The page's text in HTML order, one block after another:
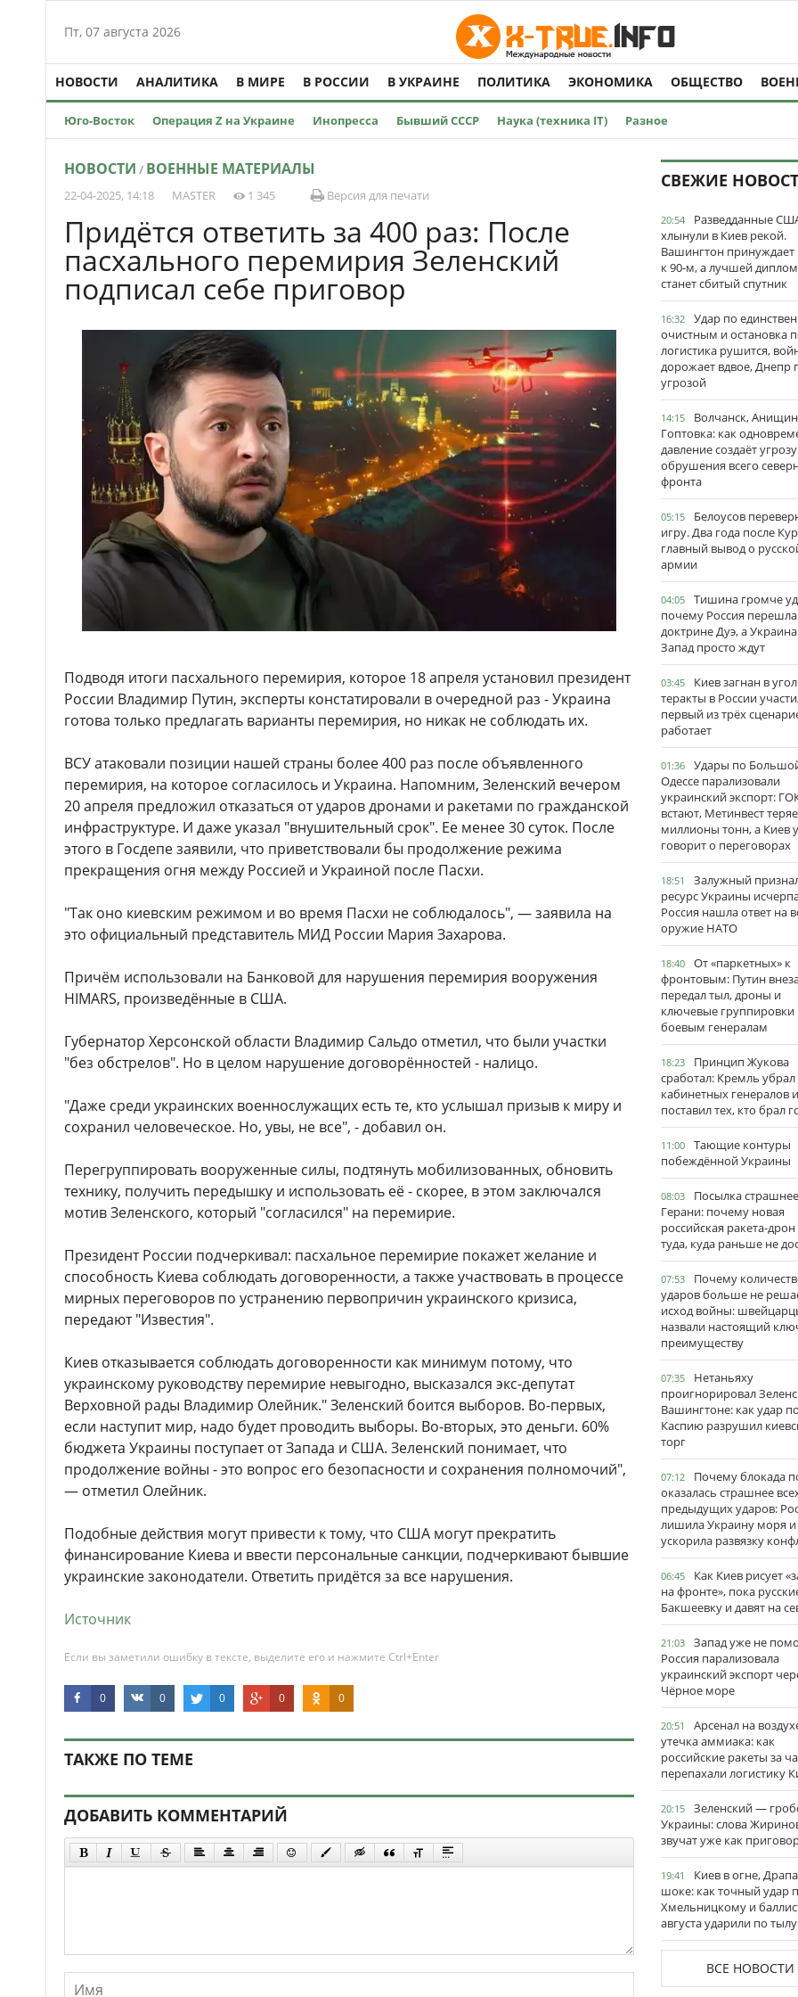
Пт, 07 августа 2026
НОВОСТИ АНАЛИТИКА В МИРЕ В РОССИИ В УКРАИНЕ ПОЛИТИКА ЭКОНОМИКА ОБЩЕСТВО
Юго-Восток Операция Z на Украине Инопресса Бывший СССР Наука (техника IT) Разное
НОВОСТИ / ВОЕННЫЕ МАТЕРИАЛЫ
22-04-2025, 14:18 MASTER 1 345 Версия для печати
Придётся ответить за 400 раз: После
пасхального перемирия Зеленский
подписал себе приговор
Подводя итоги пасхального перемирия, которое 18 апреля установил президент
России Владимир Путин, эксперты констатировали в очередной раз - Украина
готова только предлагать варианты перемирия, но никак не соблюдать их.
ВСУ атаковали позиции нашей страны более 400 раз после объявленного
перемирия, на которое согласилось и Украина. Напомним, Зеленский вечером
20 апреля предложил отказаться от ударов дронами и ракетами по гражданской
инфраструктуре. И даже указал "внушительный срок". Ее менее 30 суток. После
этого в Госдепе заявили, что приветствовали бы продолжение режима
прекращения огня между Россией и Украиной после Пасхи.
"Так оно киевским режимом и во время Пасхи не соблюдалось", — заявила на
это официальный представитель МИД России Мария Захарова.
Причём использовали на Банковой для нарушения перемирия вооружения
HIMARS, произведённые в США.
Губернатор Херсонской области Владимир Сальдо отметил, что были участки
"без обстрелов". Но в целом нарушение договорённостей - налицо.
"Даже среди украинских военнослужащих есть те, кто услышал призыв к миру и
сохранил человеческое. Но, увы, не все", - добавил он.
Перегруппировать вооруженные силы, подтянуть мобилизованных, обновить
технику, получить передышку и использовать её - скорее, в этом заключался
мотив Зеленского, который "согласился" на перемирие.
Президент России подчеркивал: пасхальное перемирие покажет желание и
способность Киева соблюдать договоренности, а также участвовать в процессе
мирных переговоров по устранению первопричин украинского кризиса,
передают "Известия".
Киев отказывается соблюдать договоренности как минимум потому, что
украинскому руководству перемирие невыгодно, высказался экс-депутат
Верховной рады Владимир Олейник." Зеленский боится выборов. Во-первых,
если наступит мир, надо будет проводить выборы. Во-вторых, это деньги. 60%
бюджета Украины поступает от Запада и США. Зеленский понимает, что
продолжение войны - это вопрос его безопасности и сохранения полномочий",
— отметил Олейник.
Подобные действия могут привести к тому, что США могут прекратить
финансирование Киева и ввести персональные санкции, подчеркивают бывшие
украинские законодатели. Ответить придётся за все нарушения.
Источник
Если вы заметили ошибку в тексте, выделите его и нажмите Ctrl+Enter
0 0 0 0 0
ТАКЖЕ ПО ТЕМЕ
ДОБАВИТЬ КОММЕНТАРИЙ
СВЕЖИЕ
20:54
Разведданные
хлынули в Киев рекой.
Вашингтон принуждает
к 90-м, а лучшей
станет сбитый спутник
16:32
Удар по
очистным и остановка
логистика рушится,
дорожает вдвое, Днепр
угрозой
14:15
Волчанск,
Гоптовка: как
давление создаёт угрозу
обрушения всего
фронта
05:15
Белоусов
игру. Два года после
главный вывод о
армии
04:05
Тишина громче
почему Россия
доктрине Дуэ, а
Запад просто ждут
03:45
Киев загнан в
теракты в России
первый из трёх
работает
01:36
Удары по
Одессе парализовали
украинский экспорт:
встают, Метинвест
миллионы тонн, а Киев
говорит о переговорах
18:51
Залужный
ресурс Украины
Россия нашла ответ на
оружие НАТО
18:40
От «паркетных» к
фронтовым: Путин
передал тыл, дроны и
ключевые группировки
боевым генералам
18:23
Принцип Жукова
сработал: Кремль убрал
кабинетных генералов и
поставил тех, кто брал
11:00
Тающие контуры
побеждённой Украины
08:03
Посылка страшнее
Герани: почему новая
российская ракета-
туда, куда раньше не
07:53
Почему
ударов больше не
исход войны:
назвали настоящий
преимуществу
07:35
Нетаньяху
проигнорировал
Вашингтоне: как удар по
Каспию разрушил
торг
07:12
Почему блокада
оказалась страшнее
предыдущих ударов:
лишила Украину моря и
ускорила развязку
06:45
Как Киев рисует
на фронте», пока
Бакшеевку и давят на
21:03
Запад уже не
Россия парализовала
украинский экспорт
Чёрное море
20:51
Арсенал на
утечка аммиака: как
российские ракеты за
перепахали логистику
20:15
Зеленский —
Украины: слова
звучат уже как
19:41
Киев в огне,
шоке: как точный удар
Хмельницкому и
августа ударили по
ВСЕ НОВОСТИ